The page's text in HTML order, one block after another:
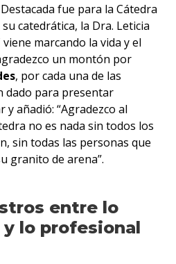
fue para la Cátedra
catedrática, la Dra. Leticia
marcando la vida y el
un montón por
, por cada una de las
dado para presentar
y añadió: “Agradezco al
no es nada sin todos los
sin todas las personas que
granito de arena”.
entre lo
lo profesional